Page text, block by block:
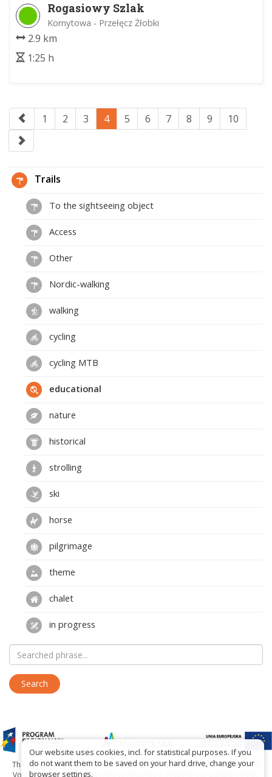
Rogasiowy Szlak
Kornytowa - Przełęcz Żłobki
2.9 km
1:25 h
1 2 3 4 5 6 7 8 9 10
Trails
To the sightseeing object
Access
Other
Nordic-walking
walking
cycling
cycling MTB
educational
nature
historical
strolling
ski
horse
pilgrimage
theme
chalet
in progress
The project has been carried out with financial support of Lesser Poland
Our website uses cookies, incl. for statistical purposes. If you
do not want them to be saved on your hard drive, change your
browser settings.